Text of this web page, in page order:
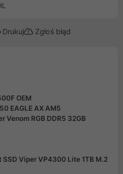
Drukuj Zgłoś błąd
OEM
EAGLE AX AM5
Venom RGB DDR5 32GB
SSD Viper VP4300 Lite 1TB M.2